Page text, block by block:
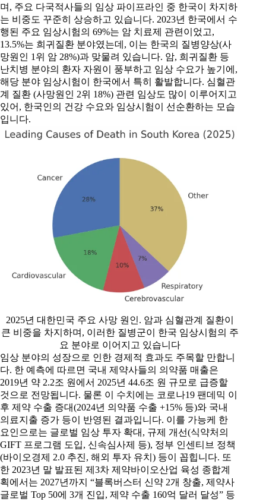
며, 주요 다국적사들의 임상 파이프라인 중 한국이 차지하
는 비중도 꾸준히 상승하고 있습니다. 2023년 한국에서 수
행된 주요 임상시험의 69%는 암 치료제 관련이었고,
13.5%는 희귀질환 분야였는데, 이는 한국의 질병양상(사
망원인 1위 암 28%)과 맞물려 있습니다. 암, 희귀질환 등
난치병 분야의 환자 자원이 풍부하고 임상 수요가 높기에,
해당 분야 임상시험이 한국에서 특히 활발합니다. 심혈관
계 질환 (사망원인 2위 18%) 관련 임상도 많이 이루어지고
있어, 한국인의 건강 수요와 임상시험이 선순환하는 모습
입니다.
2025년 대한민국 주요 사망 원인. 암과 심혈관계 질환이
큰 비중을 차지하며, 이러한 질병군이 한국 임상시험의 주
요 분야로 이어지고 있습니다
임상 분야의 성장으로 인한 경제적 효과도 주목할 만합니
다. 한 예측에 따르면 국내 제약사들의 의약품 매출은
2019년 약 2.2조 원에서 2025년 44.6조 원 규모로 급증할
것으로 전망됩니다. 물론 이 수치에는 코로나19 팬데믹 이
후 제약 수출 증대(2024년 의약품 수출 +15% 등)와 국내
의료지출 증가 등이 반영된 결과입니다. 이를 가능케 한
요인으로는 글로벌 임상 투자 확대, 규제 개선(식약처의
GIFT 프로그램 도입, 신속심사제 등), 정부 인센티브 정책
(바이오경제 2.0 추진, 해외 투자 유치) 등이 꼽힙니다. 또
한 2023년 말 발표된 제3차 제약바이오산업 육성 종합계
획에서는 2027년까지 “블록버스터 신약 2개 창출, 제약사
글로벌 Top 50에 3개 진입, 제약 수출 160억 달러 달성” 등